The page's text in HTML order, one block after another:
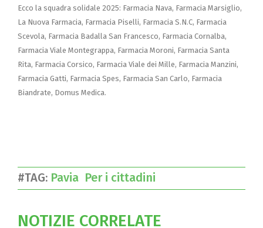
Ecco la squadra solidale 2025: Farmacia Nava, Farmacia Marsiglio,
La Nuova Farmacia, Farmacia Piselli, Farmacia S.N.C, Farmacia
Scevola, Farmacia Badalla San Francesco, Farmacia Cornalba,
Farmacia Viale Montegrappa, Farmacia Moroni, Farmacia Santa
Rita, Farmacia Corsico, Farmacia Viale dei Mille, Farmacia Manzini,
Farmacia Gatti, Farmacia Spes, Farmacia San Carlo, Farmacia
Biandrate, Domus Medica.
#TAG: Pavia Per i cittadini
NOTIZIE CORRELATE